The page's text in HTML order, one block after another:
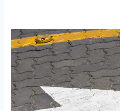
Khusus
Sepeda
&
Pejalan
Kaki